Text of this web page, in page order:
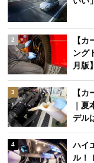
2
【
ング
月版】
3
【
｜
デル
4
ハイ
ル！